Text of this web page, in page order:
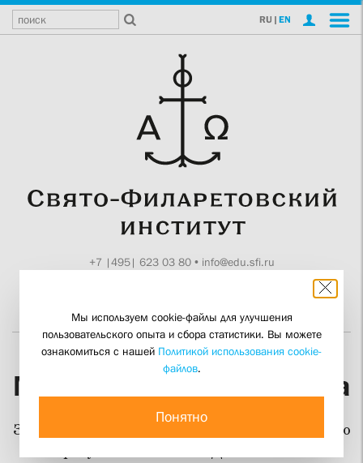
RU | EN
+7 |495| 623 03 80• info@edu.sfi.ru
Молитва церкви. Красота
Завершение серии статей декана богословского
факультета СФИ Зои Дашевской о
Мы используем cookie-файлы для улучшения
пользовательского опыта и сбора статистики. Вы можете
ознакомиться с нашей Политикой использования cookie-
файлов.
Понятно